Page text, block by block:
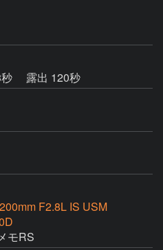
露出 120秒
F2.8L IS USM
モRS